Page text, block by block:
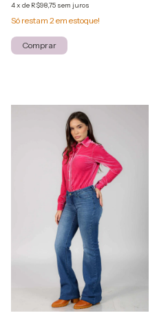
4x de R$98,75 sem juros
Só restam 2em estoque!
Comprar